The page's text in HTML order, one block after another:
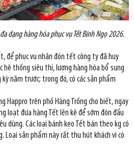
dạng hàng hóa phục vụ Tết Bính Ngọ 2026.
để phục vụ nhân đón tết công ty đã huy
hệ thống siêu thị, lượng hàng hóa bổ sung
năm trước; trong đó, có các sản phẩm
Happro trên phố Hàng Trống cho biết, ngay
loạt đưa hàng Tết lên kệ để sớm đón đầu
dùng. Các loại bánh kẹo Tết bán theo kg có
Loại sản phẩm này rất thu hút khách vì có